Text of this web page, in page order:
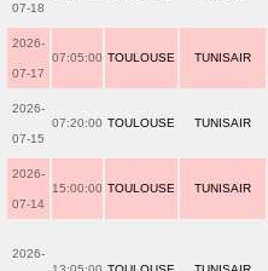
07-18
2026-
07-17
07:05:00 TOULOUSE TUNISAIR
2026-
07-15
07:20:00 TOULOUSE TUNISAIR
2026-
07-14
15:00:00 TOULOUSE TUNISAIR
2026-